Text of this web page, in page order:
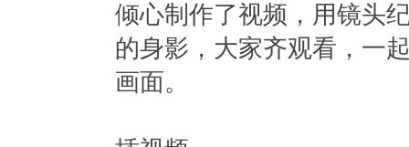
倾心制作了视频，用镜头
的身影，大家齐观看，一
画面。